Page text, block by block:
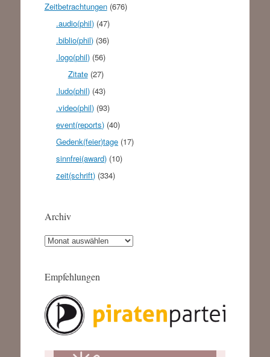
Zeitbetrachtungen(676)
.audio(phil) (47)
.biblio(phil) (36)
.logo(phil) (56)
Zitate(27)
.ludo(phil) (43)
.video(phil) (93)
event(reports) (40)
Gedenk(feier)tage (17)
sinnfrei(award) (10)
zeit(schrift) (334)
Archiv
Archiv
Empfehlungen